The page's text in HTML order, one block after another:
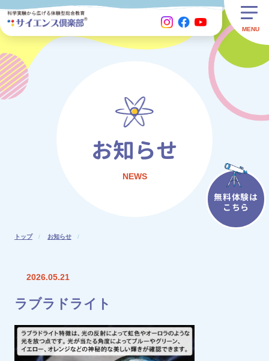
無料体験は
こちら
お知らせ
NEWS
トップ お知らせ
2026.05.21
ラブラドライト